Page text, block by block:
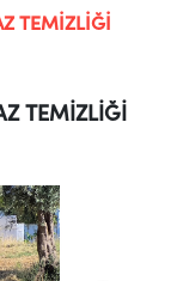
TEMİZLİĞİ
TEMİZLİĞİ